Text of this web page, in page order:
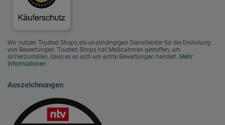
Wir nutzen Trusted Shops als unabhängigen Dienstleister für die Einholung
von Bewertungen. Trusted Shops hat Maßnahmen getroffen, um
sicherzustellen, dass es es sich um echte Bewertungen handelt. Mehr
Informationen
Auszeichnungen